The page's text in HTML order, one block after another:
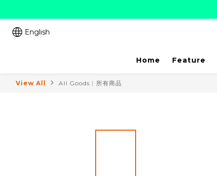
English
Home Feature
View All All Goods︱所有商品